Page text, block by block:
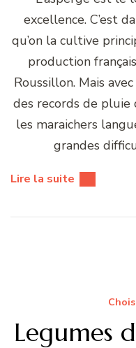
excellence. C’est
qu’on la cultive
production
Roussillon. Mais
des records de pluie
les maraichers
grandes
Lire la suite
Legumes